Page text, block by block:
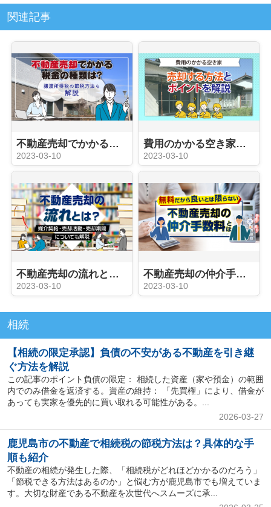
関連記事
不動産売却でかかる税金の種類は？譲渡所得税の節税方法も解説
2023-03-10
費用のかかる空き家を売却する方法とポイントを解説
2023-03-10
不動産売却の流れとは？媒介契約・売却活動・売却期間についても解説
2023-03-10
不動産売却の仲介手数料とは？
2023-03-10
相続
【相続の限定承認】負債の不安がある不動産を引き継
ぐ方法を解説
この記事のポイント負債の限定： 相続した資産（家や預金）の範囲
内でのみ借金を返済する。資産の維持： 「先買権」により、借金が
あっても実家を優先的に買い取れる可能性がある。...
2026-03-27
鹿児島市の不動産で相続税の節税方法は？具体的な手
順も紹介
不動産の相続が発生した際、「相続税がどれほどかかるのだろう」
「節税できる方法はあるのか」と悩む方が鹿児島市でも増えていま
す。大切な財産である不動産を次世代へスムーズに承...